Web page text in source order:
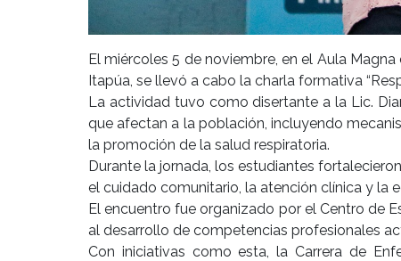
El miércoles 5 de noviembre, en el Aula
Itapúa, se llevó a cabo la charla formativa
La actividad tuvo como disertante a la Lic.
que afectan a la población, incluyendo
la promoción de la salud respiratoria.
Durante la jornada, los estudiantes
el cuidado comunitario, la atención clínica y la
El encuentro fue organizado por el Centro de
al desarrollo de competencias profesionales
Con iniciativas como esta, la Carrera de